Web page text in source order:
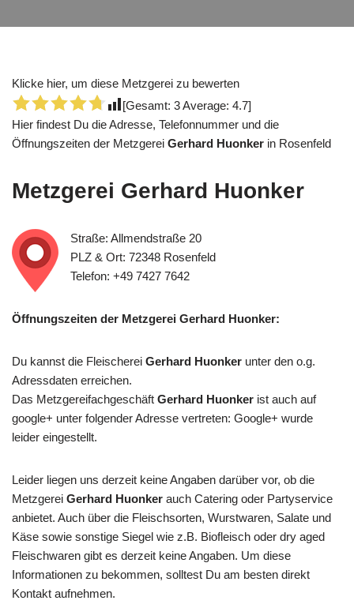
Klicke hier, um diese Metzgerei zu bewerten
[Gesamt: 3Average: 4.7]
Hier findest Du die Adresse, Telefonnummer und die
Öffnungszeiten der Metzgerei Gerhard Huonker in Rosenfeld
Metzgerei Gerhard Huonker
Straße: Allmendstraße 20
PLZ & Ort: 72348 Rosenfeld
Telefon: +49 7427 7642
Öffnungszeiten der Metzgerei Gerhard Huonker:
Du kannst die Fleischerei Gerhard Huonker unter den o.g.
Adressdaten erreichen.
Das Metzgereifachgeschäft Gerhard Huonker ist auch auf
google+ unter folgender Adresse vertreten: Google+ wurde
leider eingestellt.
Leider liegen uns derzeit keine Angaben darüber vor, ob die
Metzgerei Gerhard Huonker auch Catering oder Partyservice
anbietet. Auch über die Fleischsorten, Wurstwaren, Salate und
Käse sowie sonstige Siegel wie z.B. Biofleisch oder dry aged
Fleischwaren gibt es derzeit keine Angaben. Um diese
Informationen zu bekommen, solltest Du am besten direkt
Kontakt aufnehmen.